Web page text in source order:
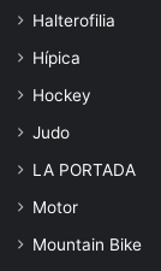
Halterofilia
Hípica
Hockey
Judo
LA PORTADA
Motor
Mountain Bike